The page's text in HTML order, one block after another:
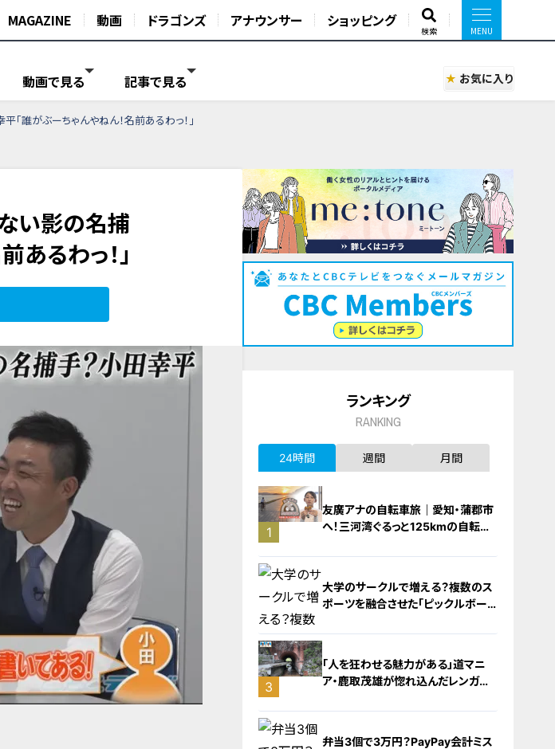
MAGAZINE 動画 ドラゴンズ アナウンサー ショッピング
検索
動画で見る 記事で見る お気に入り
誰がぶーちゃんやねん！名前あるわっ！」
い影の名捕
あるわっ！」
ランキング
RANKING
24時間 週間 月間
1
友廣アナの自転車旅｜愛知・蒲郡市
へ！三河湾ぐるっと125kmの自転車
2
大学のサークルで増える？複数のス
ポーツを融合させた「ピックルボー
3
「人を狂わせる魅力がある」道マニ
ア・鹿取茂雄が惚れ込んだレンガの
弁当3個で3万円？PayPay会計ミス